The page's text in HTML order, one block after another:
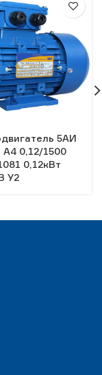
5АИ
А4 0,12/1500
0,12кВт
У2